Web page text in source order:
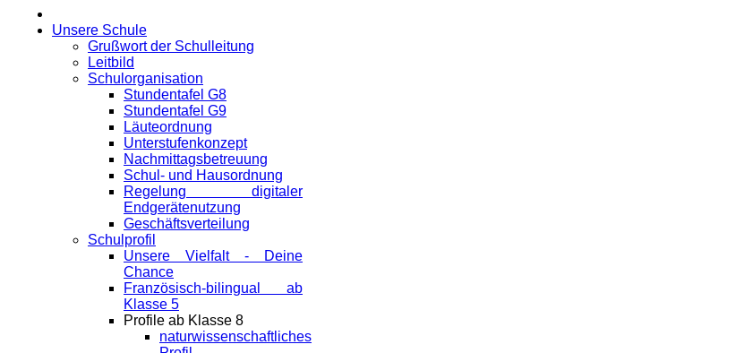
Unsere Schule
Grußwort der Schulleitung
Leitbild
Schulorganisation
Stundentafel G8
Stundentafel G9
Läuteordnung
Unterstufenkonzept
Nachmittagsbetreuung
Schul- und Hausordnung
Regelung digitaler
Endgeräte­nutzung
Geschäftsverteilung
Schulprofil
Unsere Vielfalt - Deine
Chance
Französisch-bilingual ab
Klasse 5
Profile ab Klasse 8
naturwissenschaftliches